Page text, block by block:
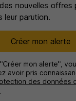
nouvelles offres
leur parution.
Créer mon alerte
mon alerte",
avoir pris
des données